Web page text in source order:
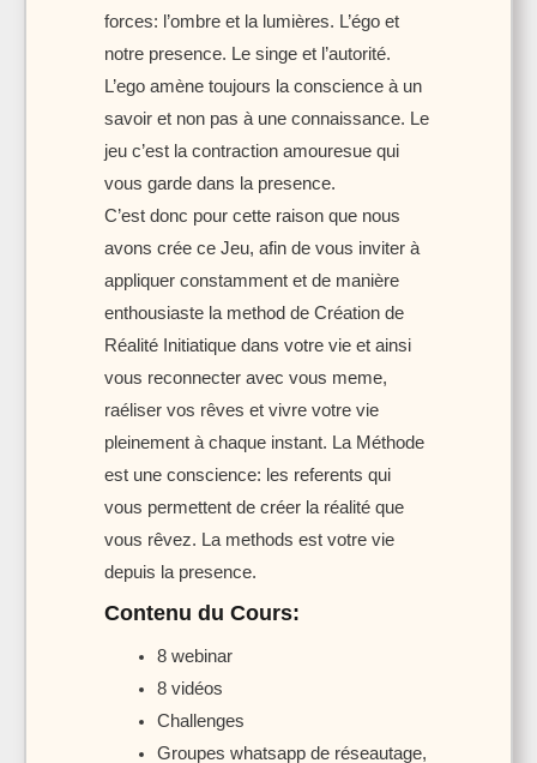
forces: l’ombre et la lumières. L’égo et
notre presence. Le singe et l’autorité.
L’ego amène toujours la conscience à un
savoir et non pas à une connaissance. Le
jeu c’est la contraction amouresue qui
vous garde dans la presence.
C’est donc pour cette raison que nous
avons crée ce Jeu, afin de vous inviter à
appliquer constamment et de manière
enthousiaste la method de Création de
Réalité Initiatique dans votre vie et ainsi
vous reconnecter avec vous meme,
raéliser vos rêves et vivre votre vie
pleinement à chaque instant. La Méthode
est une conscience: les referents qui
vous permettent de créer la réalité que
vous rêvez. La methods est votre vie
depuis la presence.
Contenu du Cours:
8 webinar
8 vidéos
Challenges
Groupes whatsapp de réseautage,